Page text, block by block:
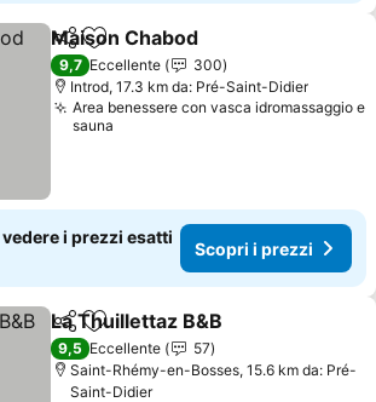
CondividiAggiungi ai preferiti
Maison Chabod
9,7 Eccellente
300
Introd, 17.3 km da: Pré-Saint-Didier
Area benessere con vasca idromassaggio e
sauna
i prezzi esatti
Scopri i prezzi
CondividiAggiungi ai preferiti
La Thuillettaz B&B
9,5 Eccellente
57
Saint-Rhémy-en-Bosses, 15.6 km da: Pré-
Saint-Didier